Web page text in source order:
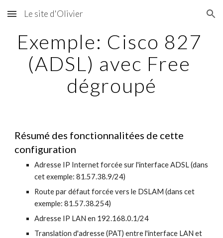
Skip to main content Skip to navigation
Le site d'Olivier
Exemple: Cisco 827
(ADSL) avec Free
dégroupé
Résumé des fonctionnalitées de cette
configuration
Adresse IP Internet forcée sur l'interface ADSL (dans
cet exemple: 81.57.38.9/24)
Route par défaut forcée vers le DSLAM (dans cet
exemple: 81.57.38.254)
Adresse IP LAN en 192.168.0.1/24
Translation d'adresse (PAT) entre l'interface LAN et